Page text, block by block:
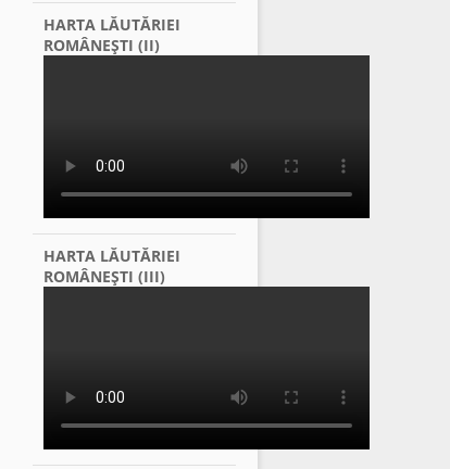
HARTA LĂUTĂRIEI
ROMÂNEŞTI (II)
HARTA LĂUTĂRIEI
ROMÂNEŞTI (III)